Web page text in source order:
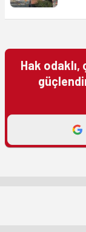
Hak